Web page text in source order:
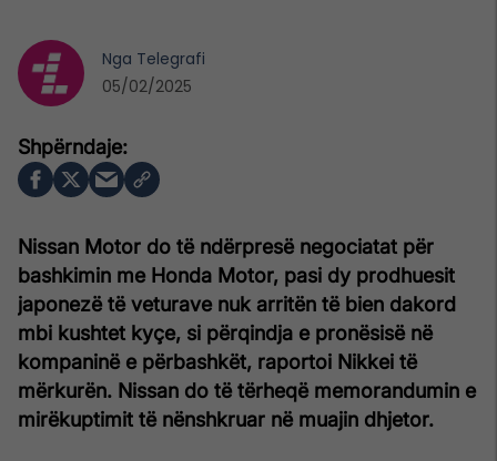
Nissan Motor do të ndërpresë negociatat për
bashkimin me Honda Motor, pasi dy prodhuesit
japonezë të veturave nuk arritën të bien dakord
mbi kushtet kyçe, si përqindja e pronësisë në
kompaninë e përbashkët, raportoi Nikkei të
mërkurën. Nissan do të tërheqë memorandumin e
mirëkuptimit të nënshkruar në muajin dhjetor.
Nga Telegrafi
05/02/2025